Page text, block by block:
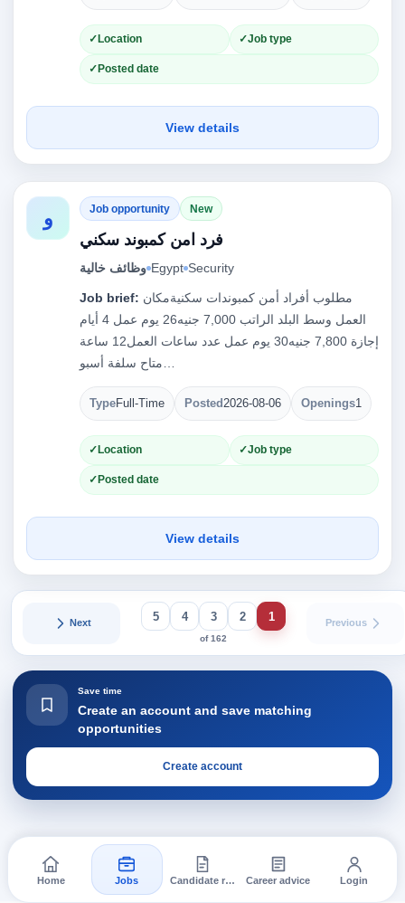
Location Job type
Posted date
View details
و Job opportunity New
فرد امن كمبوند سكني
وظائف خالية Egypt Security
Job brief:
العمل وسط البلد الراتب 7,000 جنيه26 يوم عمل 4 أيام
إجازة 7,800 جنيه30 يوم عمل عدد ساعات العمل12 ساعة
TypeFull-Time Posted2026-08-06 Openings1
Location Job type
Posted date
View details
Previous
1
2
3
4
5
of 162
Next
Save time
Create an account and save matching
opportunities
Create account
Home Jobs Candidate requests Career advice Login